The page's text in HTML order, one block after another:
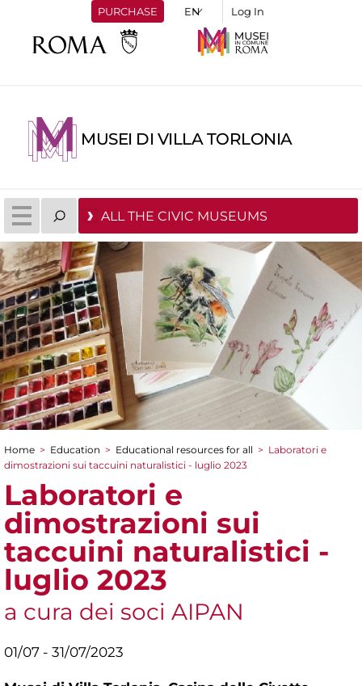
PURCHASE Log In
MUSEI DI VILLA TORLONIA
ALL THE CIVIC MUSEUMS
You are here
Home > Education > Educational resources for all > Laboratori e
dimostrazioni sui taccuini naturalistici - luglio 2023
Laboratori e
dimostrazioni sui
taccuini naturalistici -
luglio 2023
a cura dei soci AIPAN
01/07 - 31/07/2023